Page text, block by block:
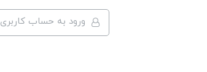
ورود به حساب کاربری